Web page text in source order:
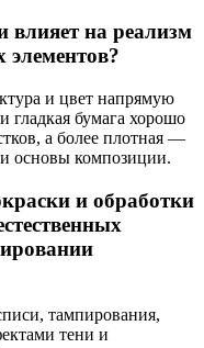
влияет на реализм
элементов?
и цвет напрямую
гладкая бумага хорошо
а более плотная —
основы композиции.
и обработки
тампирования,
тени и